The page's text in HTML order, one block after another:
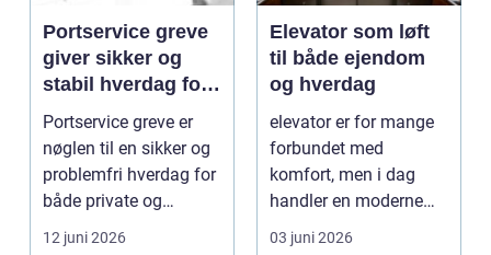
Portservice greve
giver sikker og
stabil hverdag for
porte
Portservice greve er
nøglen til en sikker og
problemfri hverdag for
både private og
virksomheder, de...
12 juni 2026
Elevator som løft
til både ejendom
og hverdag
elevator er for mange
forbundet med
komfort, men i dag
handler en moderne
elevator lige så meg...
03 juni 2026